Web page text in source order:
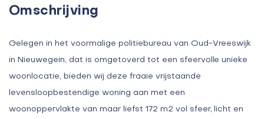
Omschrijving
Gelegen in het voormalige politiebureau van Oud-Vreeswijk
in Nieuwegein, dat is omgetoverd tot een sfeervolle unieke
woonlocatie, bieden wij deze fraaie vrijstaande
levensloopbestendige woning aan met een
woonoppervlakte van maar liefst 172 m2 vol sfeer, licht en